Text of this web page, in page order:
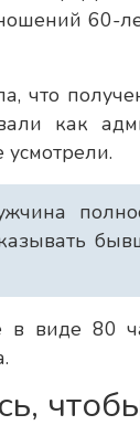
60-
что
как
усмотрели.
в виде 80